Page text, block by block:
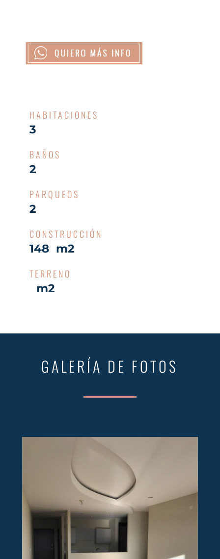
HABITACIONES
3
BAÑOS
2
PARQUEOS
2
CONSTRUCCIÓN
148 m2
TERRENO
m2
GALERÍA DE FOTOS